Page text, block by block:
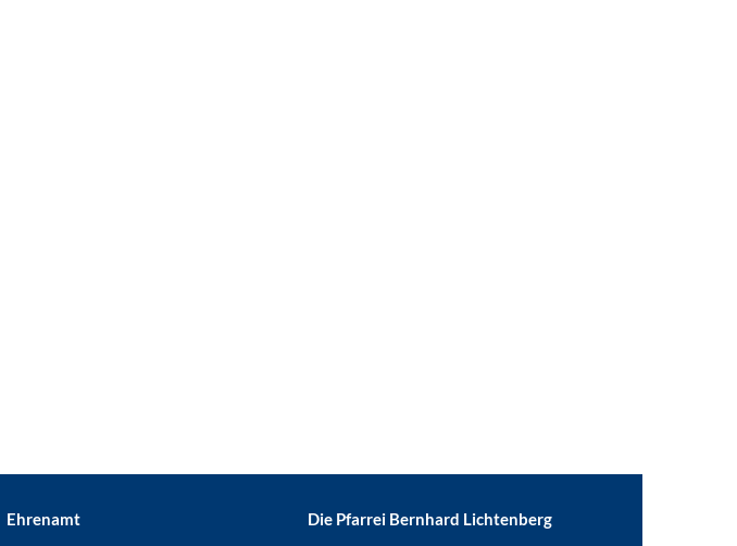
Ehrenamt
Die Pfarrei Bernhard Lichtenberg